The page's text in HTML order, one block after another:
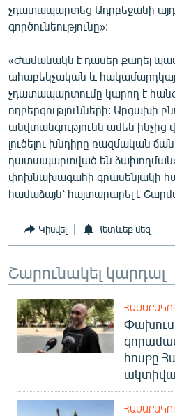
չդատապարտեց Ադրբեջանի
գործունեությունը»:
«Ժամանակն է դասեր քաղել
ահաբեկչական և
չդատապարտումը կարող է
ողբերգությունների: Արցախի
անվտանգությունն ամեն ինչից
լուծելու խնդիրը ռազմական
դատապարտված են
փոխնախագահի գրասենյակի
համաձայն՝ հայտարարել է
Կիսվել Հետևեք մեզ
Շարունակել կարդալ
հոսքը